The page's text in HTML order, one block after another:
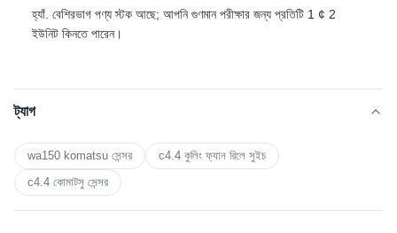
হ্যাঁ. বেশিরভাগ পণ্য স্টক আছে; আপনি গুণমান পরীক্ষার জন্য প্রতিটি 1 ¢ 2
ইউনিট কিনতে পারেন।
ট্যাগ
wa150 komatsu সেন্সর
c4.4 কুলিং ফ্যান রিলে সুইচ
c4.4 কোমাটসু সেন্সর